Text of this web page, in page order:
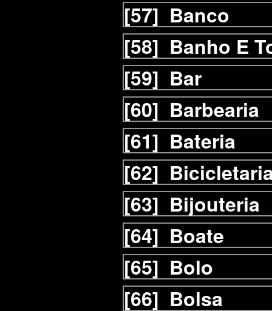
[57] Banco
[58] Banho E
[59] Bar
[60] Barbearia
[61] Bateria
[62]
[63] Bijouteria
[64] Boate
[65] Bolo
[66] Bolsa